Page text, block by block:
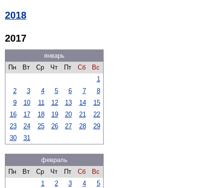
2018
2017
январь
Пн
Вт Ср Чт Пт Сб
Вс
1
2
3 4 5 6 7
8
9
10 11 12 13 14
15
16
17 18 19 20 21
22
23
24 25 26 27 28
29
30
31
февраль
Пн
Вт Ср Чт Пт Сб
Вс
1
2 3 4
5